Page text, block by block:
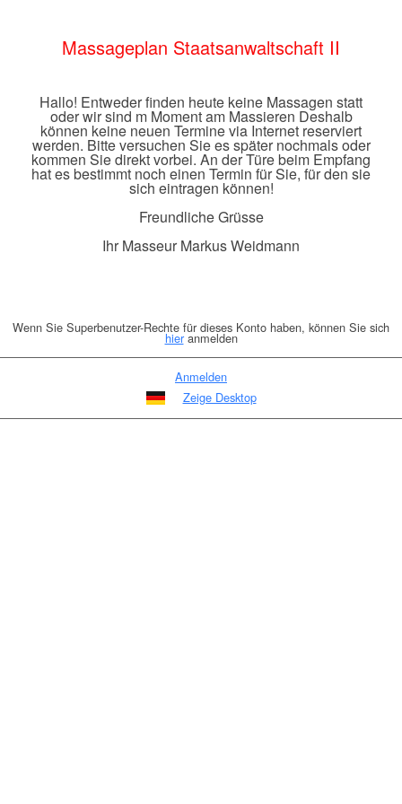
Massageplan Staatsanwaltschaft II
Hallo! Entweder finden heute keine Massagen statt
oder wir sind m Moment am Massieren Deshalb
können keine neuen Termine via Internet reserviert
werden. Bitte versuchen Sie es später nochmals oder
kommen Sie direkt vorbei. An der Türe beim Empfang
hat es bestimmt noch einen Termin für Sie, für den sie
sich eintragen können!
Freundliche Grüsse
Ihr Masseur Markus Weidmann
Wenn Sie Superbenutzer-Rechte für dieses Konto haben, können Sie sich
hieranmelden
Anmelden
Zeige Desktop